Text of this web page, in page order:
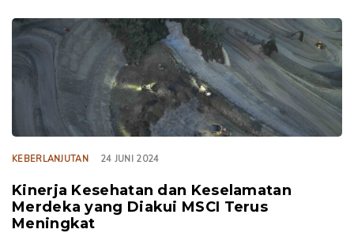
TAGS
KEBERLANJUTAN 24 JUNI 2024
Kinerja Kesehatan dan Keselamatan
Merdeka yang Diakui MSCI Terus
Meningkat